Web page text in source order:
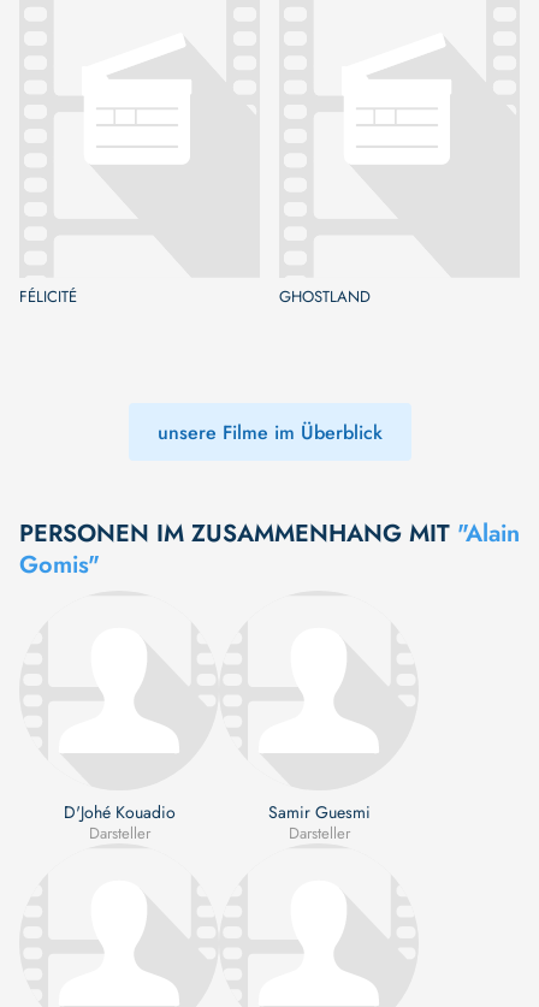
FÉLICITÉ GHOSTLAND
unsere Filme im Überblick
PERSONEN IM ZUSAMMENHANG MIT "Alain
Gomis"
D'Johé Kouadio
Darsteller
Samir Guesmi
Darsteller